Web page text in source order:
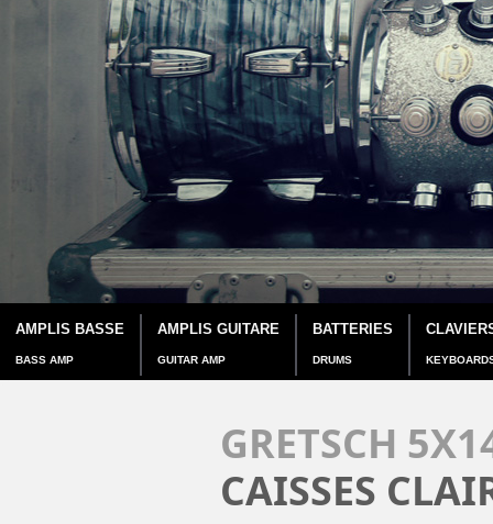
AMPLIS BASSE
BASS AMP
AMPLIS GUITARE
GUITAR AMP
BATTERIES
DRUMS
GRETSCH
CAISSES